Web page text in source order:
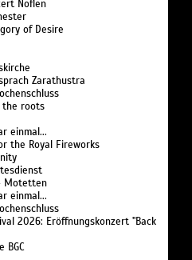
Noflen
of Desire
Zarathustra
the roots
einmal...
the Royal Fireworks
Motetten
einmal...
2026: Eröffnungskonzert "Back
BGC